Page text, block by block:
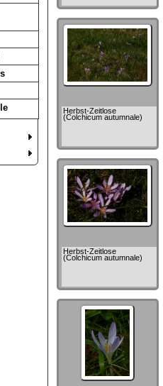
Herbst-Zeitlose
(Colchicum autumnale)
Herbst-Zeitlose
(Colchicum autumnale)